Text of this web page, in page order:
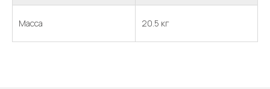
Масса 20.5 кг